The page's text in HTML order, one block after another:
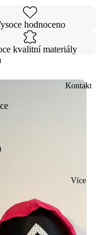
Kontakt
Více
hodnoceno
kvalitní materiály